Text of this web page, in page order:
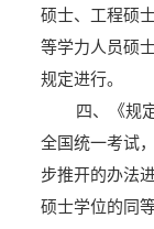
硕士、工程硕
等学力人员硕
规定进行。
四、《规
全国统一考试
步推开的办法
硕士学位的同